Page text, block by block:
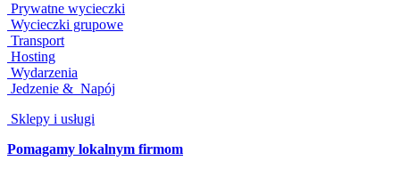
Prywatne wycieczki
Wycieczki grupowe
Transport
Hosting
Wydarzenia
Jedzenie & Napój
Sklepy i usługi
Pomagamy lokalnym firmom